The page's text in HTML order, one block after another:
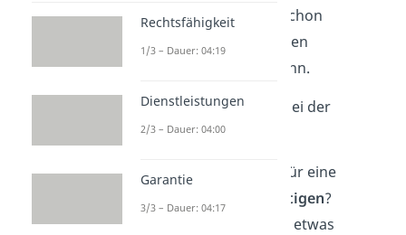
Entscheidend ist, ob es schon
zuverlässig
mit alltäglichen
Situationen umgehen kann.
Diese Fragen helfen dir bei der
Einschätzung:
Kann sich dein Kind für eine
beschäftigen?
, wenn etwas
Rechtsfähigkeit
1/3 – Dauer: 04:19
Dienstleistungen
2/3 – Dauer: 04:00
Garantie
3/3 – Dauer: 04:17